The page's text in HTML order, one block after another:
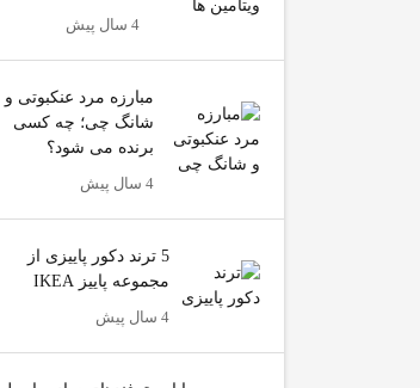
4 سال پیش
مبارزه مرد عنکبوتی و
شانگ چی؛ چه کسی
برنده می شود؟
4 سال پیش
5 ترند دکور پاییزی از
مجموعه پاییز IKEA
4 سال پیش